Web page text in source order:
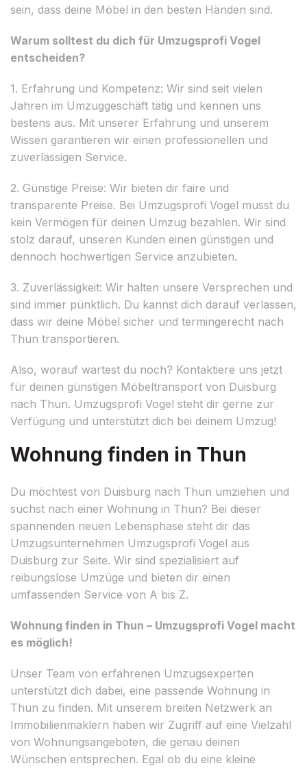
sein, dass deine Möbel in den besten Händen sind.
Warum solltest du dich für Umzugsprofi Vogel
entscheiden?
1. Erfahrung und Kompetenz: Wir sind seit vielen
Jahren im Umzuggeschäft tätig und kennen uns
bestens aus. Mit unserer Erfahrung und unserem
Wissen garantieren wir einen professionellen und
zuverlässigen Service.
2. Günstige Preise: Wir bieten dir faire und
transparente Preise. Bei Umzugsprofi Vogel musst du
kein Vermögen für deinen Umzug bezahlen. Wir sind
stolz darauf, unseren Kunden einen günstigen und
dennoch hochwertigen Service anzubieten.
3. Zuverlässigkeit: Wir halten unsere Versprechen und
sind immer pünktlich. Du kannst dich darauf verlassen,
dass wir deine Möbel sicher und termingerecht nach
Thun transportieren.
Also, worauf wartest du noch? Kontaktiere uns jetzt
für deinen günstigen Möbeltransport von Duisburg
nach Thun. Umzugsprofi Vogel steht dir gerne zur
Verfügung und unterstützt dich bei deinem Umzug!
Wohnung finden in Thun
Du möchtest von Duisburg nach Thun umziehen und
suchst nach einer Wohnung in Thun? Bei dieser
spannenden neuen Lebensphase steht dir das
Umzugsunternehmen Umzugsprofi Vogel aus
Duisburg zur Seite. Wir sind spezialisiert auf
reibungslose Umzüge und bieten dir einen
umfassenden Service von A bis Z.
Wohnung finden in Thun – Umzugsprofi Vogel macht
es möglich!
Unser Team von erfahrenen Umzugsexperten
unterstützt dich dabei, eine passende Wohnung in
Thun zu finden. Mit unserem breiten Netzwerk an
Immobilienmaklern haben wir Zugriff auf eine Vielzahl
von Wohnungsangeboten, die genau deinen
Wünschen entsprechen. Egal ob du eine kleine